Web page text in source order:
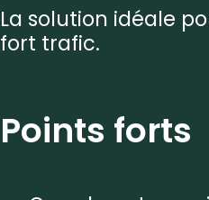
La solution idéale
fort trafic.
Points forts